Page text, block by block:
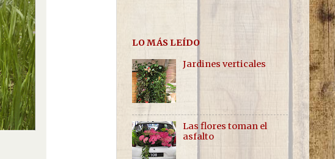
LO MÁS LEÍDO
Jardines verticales
Las flores toman el
asfalto